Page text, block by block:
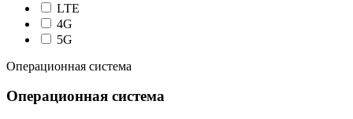
LTE
4G
5G
Операционная система
Операционная система